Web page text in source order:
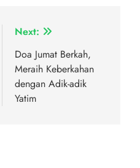
Next:
Doa Jumat Berkah,
Meraih Keberkahan
dengan Adik-adik
Yatim